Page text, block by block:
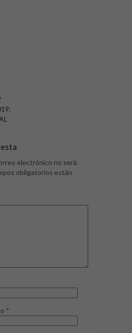
electrónico no será
obligatorios están
*